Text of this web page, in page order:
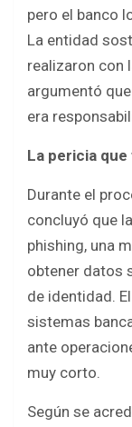
pero el banco
La entidad
realizaron con
argumentó
era
La pericia
Durante el
concluyó que
phishing, una
obtener datos
de identidad.
sistemas
ante
muy corto.
Según se